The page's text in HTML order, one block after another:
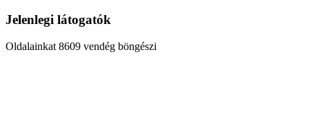
Jelenlegi látogatók
Oldalainkat 8609 vendég böngészi